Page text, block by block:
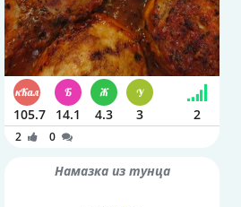
105.7 14.1 4.3 3 2
2 0
Намазка из тунца